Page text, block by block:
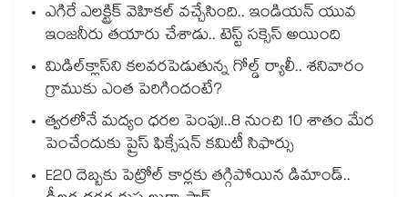
ఎగిరే ఎలక్ట్రిక్ వెహికల్ వచ్చేసింది.. ఇండియన్ యువ
ఇంజనీరు తయారు చేశాడు.. టెస్ట్ సక్సెస్ అయింది
మిడిల్‌క్లాస్‌ని కలవరపెడుతున్న గోల్డ్ ర్యాలీ.. శనివారం
గ్రాముకు ఎంత పెరిగిందంటే?
త్వరలోనే మద్యం ధ‌‌ర‌‌ల పెంపు!..8 నుంచి 10 శాతం మేర
పెంచేందుకు ప్రైస్ ఫిక్సేష‌‌న్ క‌‌మిటీ సిఫార్సు
E20 దెబ్బకు పెట్రోల్ కార్లకు తగ్గిపోయిన డిమాండ్..